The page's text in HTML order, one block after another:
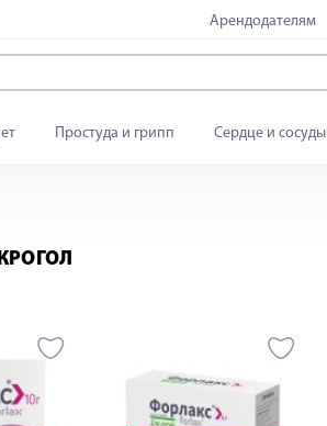
Арендодателям
Простуда и грипп Сердце и сосуды